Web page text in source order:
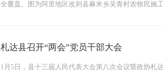
全覆盖。图为阿里地区改则县麻米乡吴青村农牧民施
札达县召开“两会”党员干部大会
1月5日，县十三届人民代表大会第八次会议暨政协札